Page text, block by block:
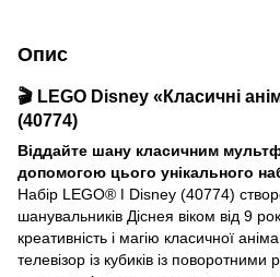
Опис
🎬 LEGO Disney «Класичні
(40774)
Віддайте шану класичним
допомогою цього унікального
Набір LEGO® ǀ Disney (40774)
шанувальників Діснея віком від 9
креативність і магію класичної
телевізор із кубиків із